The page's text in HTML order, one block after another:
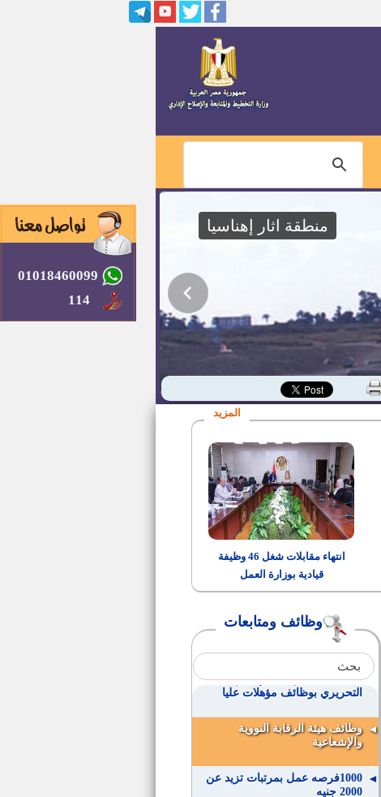
01018460099
114
منطقة اثار إهناسيا
المزيد
انتهاء مقابلات شغل 46 وظيفة
قيادية بوزارة العمل
وظائف ومتابعات
للملابس القطنية بياض العرب
وظائف الشركة المتحدة للصيادلة
وظائف الشركة السويسرية
رمضان
وظائف المؤسسة العامة للتكافل
فنى ميكانيكا
وظائف قيادية شاغرة طبقا لأحكام
القانون رقم 5 لسنة 1991
وظائف بالجهاز المركزى للمحاسبات
مدرسين ومدرسين مساعدين بهيئة
الطاقه الذرية المصرية
الإسكان
عدد 10 ضباط امن بجامعة بنى
سويف
مدير مديرية التضامن الاجتماعي
وظائف حكوميه لجميع المؤهلات
ولذوى الحتياجات الخاصه
وظائف الهيئة العامة لميناء
الأسكندية
أسماء الناجحين فى الإختبارات
التحريري بوظائف مؤهلات عليا
وظائف هيئة الرقابة النووية
والإشعاعية
1000فرصه عمل بمرتبات تزيد عن
2000 جنيه